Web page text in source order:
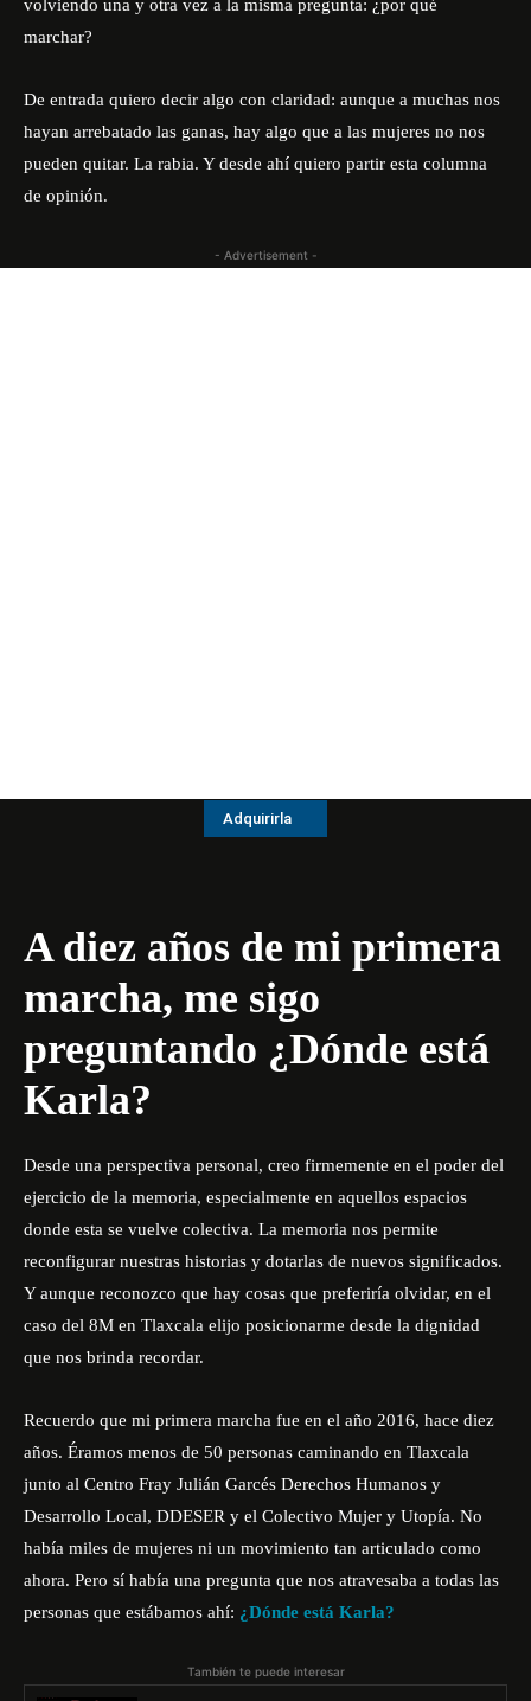
volviendo una y otra vez a la misma pregunta: ¿por qué
marchar?
De entrada quiero decir algo con claridad: aunque a muchas nos
hayan arrebatado las ganas, hay algo que a las mujeres no nos
pueden quitar. La rabia. Y desde ahí quiero partir esta columna
de opinión.
- Advertisement -
Adquirirla
A diez años de mi primera
marcha, me sigo
preguntando ¿Dónde está
Karla?
Desde una perspectiva personal, creo firmemente en el poder del
ejercicio de la memoria, especialmente en aquellos espacios
donde esta se vuelve colectiva. La memoria nos permite
reconfigurar nuestras historias y dotarlas de nuevos significados.
Y aunque reconozco que hay cosas que preferiría olvidar, en el
caso del 8M en Tlaxcala elijo posicionarme desde la dignidad
que nos brinda recordar.
Recuerdo que mi primera marcha fue en el año 2016, hace diez
años. Éramos menos de 50 personas caminando en Tlaxcala
junto al Centro Fray Julián Garcés Derechos Humanos y
Desarrollo Local, DDESER y el Colectivo Mujer y Utopía. No
había miles de mujeres ni un movimiento tan articulado como
ahora. Pero sí había una pregunta que nos atravesaba a todas las
personas que estábamos ahí: ¿Dónde está Karla?
También te puede interesar